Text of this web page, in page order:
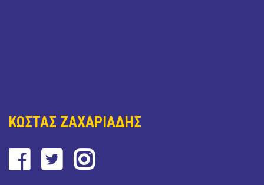
ΚΩΣΤΑΣ ΖΑΧΑΡΙΑΔΗΣ